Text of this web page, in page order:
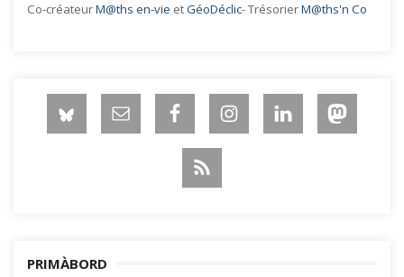
Co-créateurM@ths en-vie etGéoDéclic- TrésorierM@ths'n Co
PRIMÀBORD